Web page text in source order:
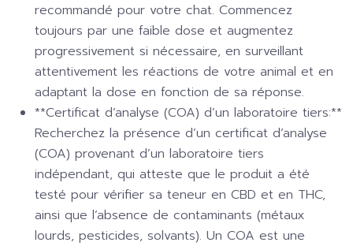
recommandé pour votre chat. Commencez
toujours par une faible dose et augmentez
progressivement si nécessaire, en surveillant
attentivement les réactions de votre animal et en
adaptant la dose en fonction de sa réponse.
**Certificat d’analyse (COA) d’un laboratoire tiers:**
Recherchez la présence d’un certificat d’analyse
(COA) provenant d’un laboratoire tiers
indépendant, qui atteste que le produit a été
testé pour vérifier sa teneur en CBD et en THC,
ainsi que l’absence de contaminants (métaux
lourds, pesticides, solvants). Un COA est une